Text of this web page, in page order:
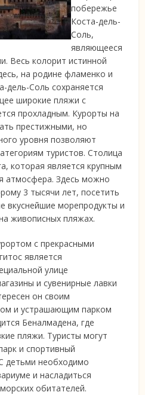
побережье
Коста-дель-
Соль,
являющееся
Весь колорит истинной
на родине фламенко и
дель-Соль сохраняется
широкие пляжи с
прохладным. Курорты на
престижными, но
уровня позволяют
туристов. Столица
которая является крупным
атмосфера. Здесь можно
3 тысячи лет, посетить
вкуснейшие морепродукты и
живописных пляжах.
с прекрасными
является
улице
и сувенирные лавки
он своим
и устрашающим парком
Беналмадена, где
пляжи. Туристы могут
и спортивный
детьми необходимо
и насладиться
обитателей.